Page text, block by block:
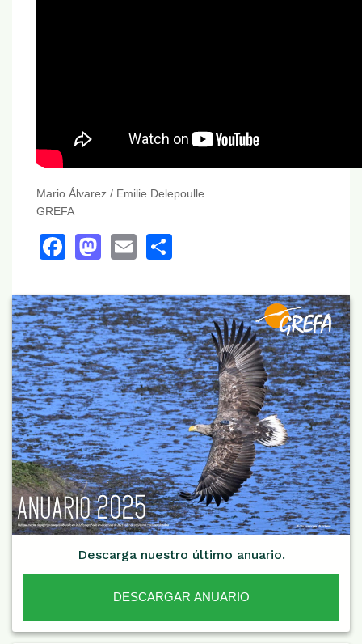
Mario Álvarez / Emilie Delepoulle
GREFA
Facebook
Mastodon
Email
Descarga nuestro último anuario.
DESCARGAR ANUARIO